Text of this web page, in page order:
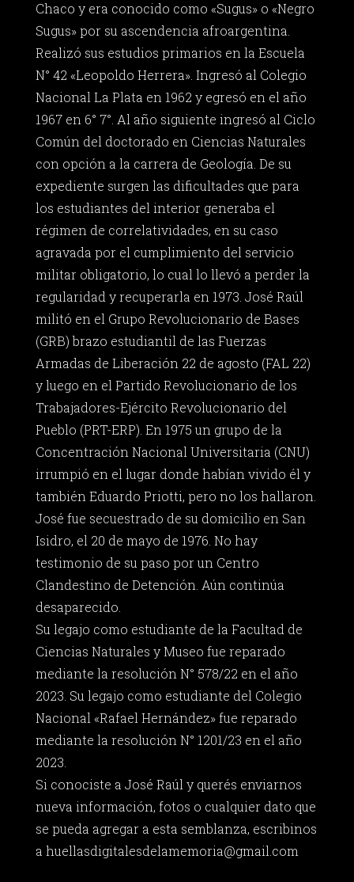
Chaco y era conocido como «Sugus» o «Negro
Sugus» por su ascendencia afroargentina.
Realizó sus estudios primarios en la Escuela
N° 42 «Leopoldo Herrera». Ingresó al Colegio
Nacional La Plata en 1962 y egresó en el año
1967 en 6° 7°. Al año siguiente ingresó al Ciclo
Común del doctorado en Ciencias Naturales
con opción a la carrera de Geología. De su
expediente surgen las dificultades que para
los estudiantes del interior generaba el
régimen de correlatividades, en su caso
agravada por el cumplimiento del servicio
militar obligatorio, lo cual lo llevó a perder la
regularidad y recuperarla en 1973. José Raúl
militó en el Grupo Revolucionario de Bases
(GRB) brazo estudiantil de las Fuerzas
Armadas de Liberación 22 de agosto (FAL 22)
y luego en el Partido Revolucionario de los
Trabajadores-Ejército Revolucionario del
Pueblo (PRT-ERP). En 1975 un grupo de la
Concentración Nacional Universitaria (CNU)
irrumpió en el lugar donde habían vivido él y
también Eduardo Priotti, pero no los hallaron.
José fue secuestrado de su domicilio en San
Isidro, el 20 de mayo de 1976. No hay
testimonio de su paso por un Centro
Clandestino de Detención. Aún continúa
desaparecido.
Su legajo como estudiante de la Facultad de
Ciencias Naturales y Museo fue reparado
mediante la resolución N° 578/22 en el año
2023. Su legajo como estudiante del Colegio
Nacional «Rafael Hernández» fue reparado
mediante la resolución N° 1201/23 en el año
2023.
Si conociste a José Raúl y querés enviarnos
nueva información, fotos o cualquier dato que
se pueda agregar a esta semblanza, escribinos
a huellasdigitalesdelamemoria@gmail.com